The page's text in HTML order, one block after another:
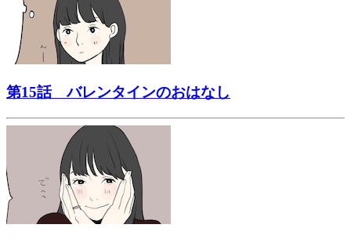
第15話 バレンタインのおはなし